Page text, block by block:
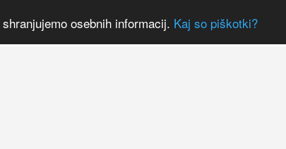
osebnih informacij. Kaj so piškotki?